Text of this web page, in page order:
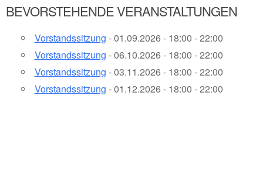
BEVORSTEHENDE VERANSTALTUNGEN
Vorstandssitzung - 01.09.2026 - 18:00 - 22:00
Vorstandssitzung - 06.10.2026 - 18:00 - 22:00
Vorstandssitzung - 03.11.2026 - 18:00 - 22:00
Vorstandssitzung - 01.12.2026 - 18:00 - 22:00